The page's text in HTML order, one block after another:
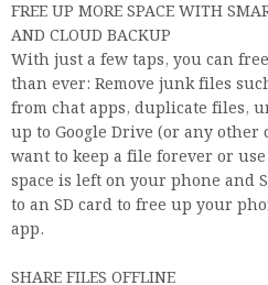
FREE UP MORE SPACE WITH
AND CLOUD BACKUP
With just a few taps, you can
than ever: Remove junk files
from chat apps, duplicate files,
up to Google Drive (or any
want to keep a file forever or
space is left on your phone and
to an SD card to free up your
app.
SHARE FILES OFFLINE